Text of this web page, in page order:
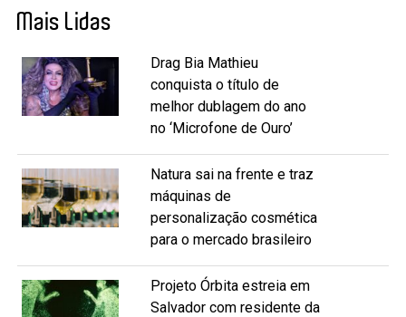
Mais Lidas
Drag Bia Mathieu
conquista o título de
melhor dublagem do ano
no ‘Microfone de Ouro’
Natura sai na frente e traz
máquinas de
personalização cosmética
para o mercado brasileiro
Projeto Órbita estreia em
Salvador com residente da